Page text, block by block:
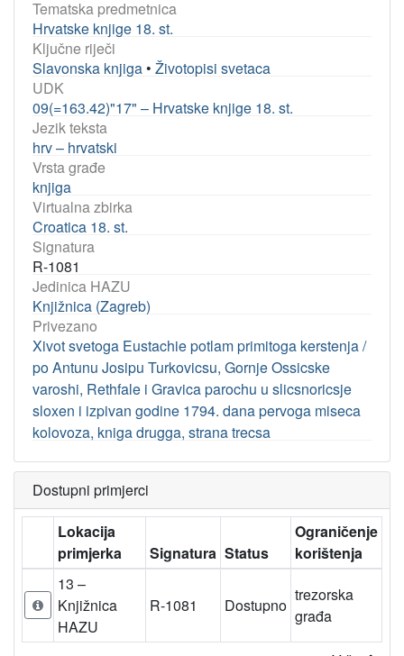
Tematska predmetnica
Hrvatske knjige 18. st.
Ključne riječi
Slavonska knjiga • Životopisi svetaca
UDK
09(=163.42)"17" – Hrvatske knjige 18. st.
Jezik teksta
hrv – hrvatski
Vrsta građe
knjiga
Virtualna zbirka
Croatica 18. st.
Signatura
R-1081
Jedinica HAZU
Knjižnica (Zagreb)
Privezano
Xivot svetoga Eustachie potlam primitoga kerstenja /
po Antunu Josipu Turkovicsu, Gornje Ossicske
varoshi, Rethfale i Gravica parochu u slicsnoricsje
sloxen i izpivan godine 1794. dana pervoga miseca
kolovoza, kniga drugga, strana trecsa
Dostupni primjerci
Lokacija
primjerka
Signatura Status
Ograničenje
korištenja
13 –
Knjižnica
HAZU
R-1081 Dostupno
trezorska
građa